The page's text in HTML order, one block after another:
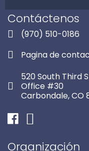
Contáctenos
(970) 510-0186
Pagina de
520 South Third
Office #30
Carbondale, CO
FacebookInstagram
Organización